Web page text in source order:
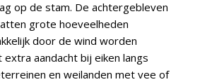
op de stam. De achtergebleven
grote hoeveelheden
door de wind worden
aandacht bij eiken langs
en weilanden met vee of